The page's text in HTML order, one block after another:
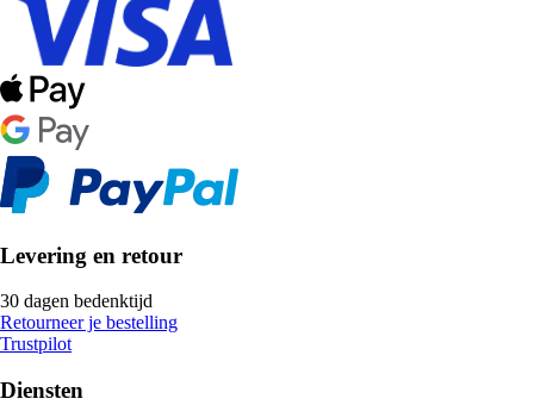
Levering en retour
30 dagen bedenktijd
Retourneer je bestelling
Trustpilot
Diensten